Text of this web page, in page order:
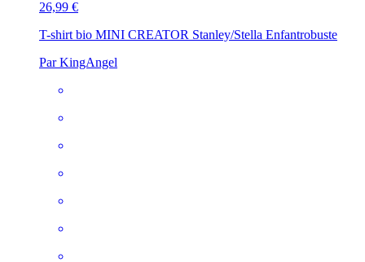
26,99 €
T-shirt bio MINI CREATOR Stanley/Stella Enfantrobuste
Par KingAngel